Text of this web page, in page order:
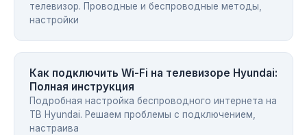
телевизор. Проводные и беспроводные методы,
настройки
Как подключить Wi-Fi на телевизоре Hyundai:
Полная инструкция
Подробная настройка беспроводного интернета на
ТВ Hyundai. Решаем проблемы с подключением,
настраива